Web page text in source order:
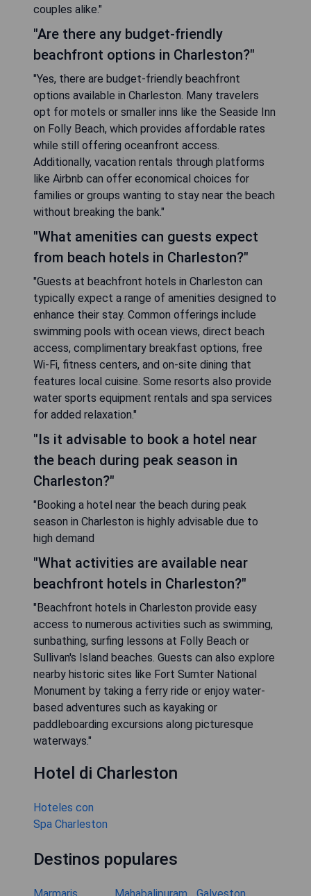
couples alike."
"Are there any budget-friendly
beachfront options in Charleston?"
"Yes, there are budget-friendly beachfront
options available in Charleston. Many travelers
opt for motels or smaller inns like the Seaside Inn
on Folly Beach, which provides affordable rates
while still offering oceanfront access.
Additionally, vacation rentals through platforms
like Airbnb can offer economical choices for
families or groups wanting to stay near the beach
without breaking the bank."
"What amenities can guests expect
from beach hotels in Charleston?"
"Guests at beachfront hotels in Charleston can
typically expect a range of amenities designed to
enhance their stay. Common offerings include
swimming pools with ocean views, direct beach
access, complimentary breakfast options, free
Wi-Fi, fitness centers, and on-site dining that
features local cuisine. Some resorts also provide
water sports equipment rentals and spa services
for added relaxation."
"Is it advisable to book a hotel near
the beach during peak season in
Charleston?"
"Booking a hotel near the beach during peak
season in Charleston is highly advisable due to
high demand
"What activities are available near
beachfront hotels in Charleston?"
"Beachfront hotels in Charleston provide easy
access to numerous activities such as swimming,
sunbathing, surfing lessons at Folly Beach or
Sullivan's Island beaches. Guests can also explore
nearby historic sites like Fort Sumter National
Monument by taking a ferry ride or enjoy water-
based adventures such as kayaking or
paddleboarding excursions along picturesque
waterways."
Hotel di Charleston
Hoteles con
Spa Charleston
Destinos populares